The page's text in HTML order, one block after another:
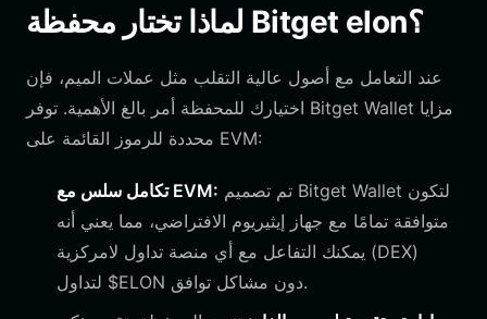
لماذا تختار محفظة Bitget elon؟
عند التعامل مع أصول عالية التقلب مثل عملات الميم، فإن
اختيارك للمحفظة أمر بالغ الأهمية. توفر Bitget Wallet مزايا
محددة للرموز القائمة على EVM:
تكامل سلس مع EVM:
متوافقة تمامًا مع جهاز إيثيريوم الافتراضي، مما يعني أنه
يمكنك التفاعل مع أي منصة تداول لامركزية (DEX)
لتداول $ELON دون مشاكل توافق.